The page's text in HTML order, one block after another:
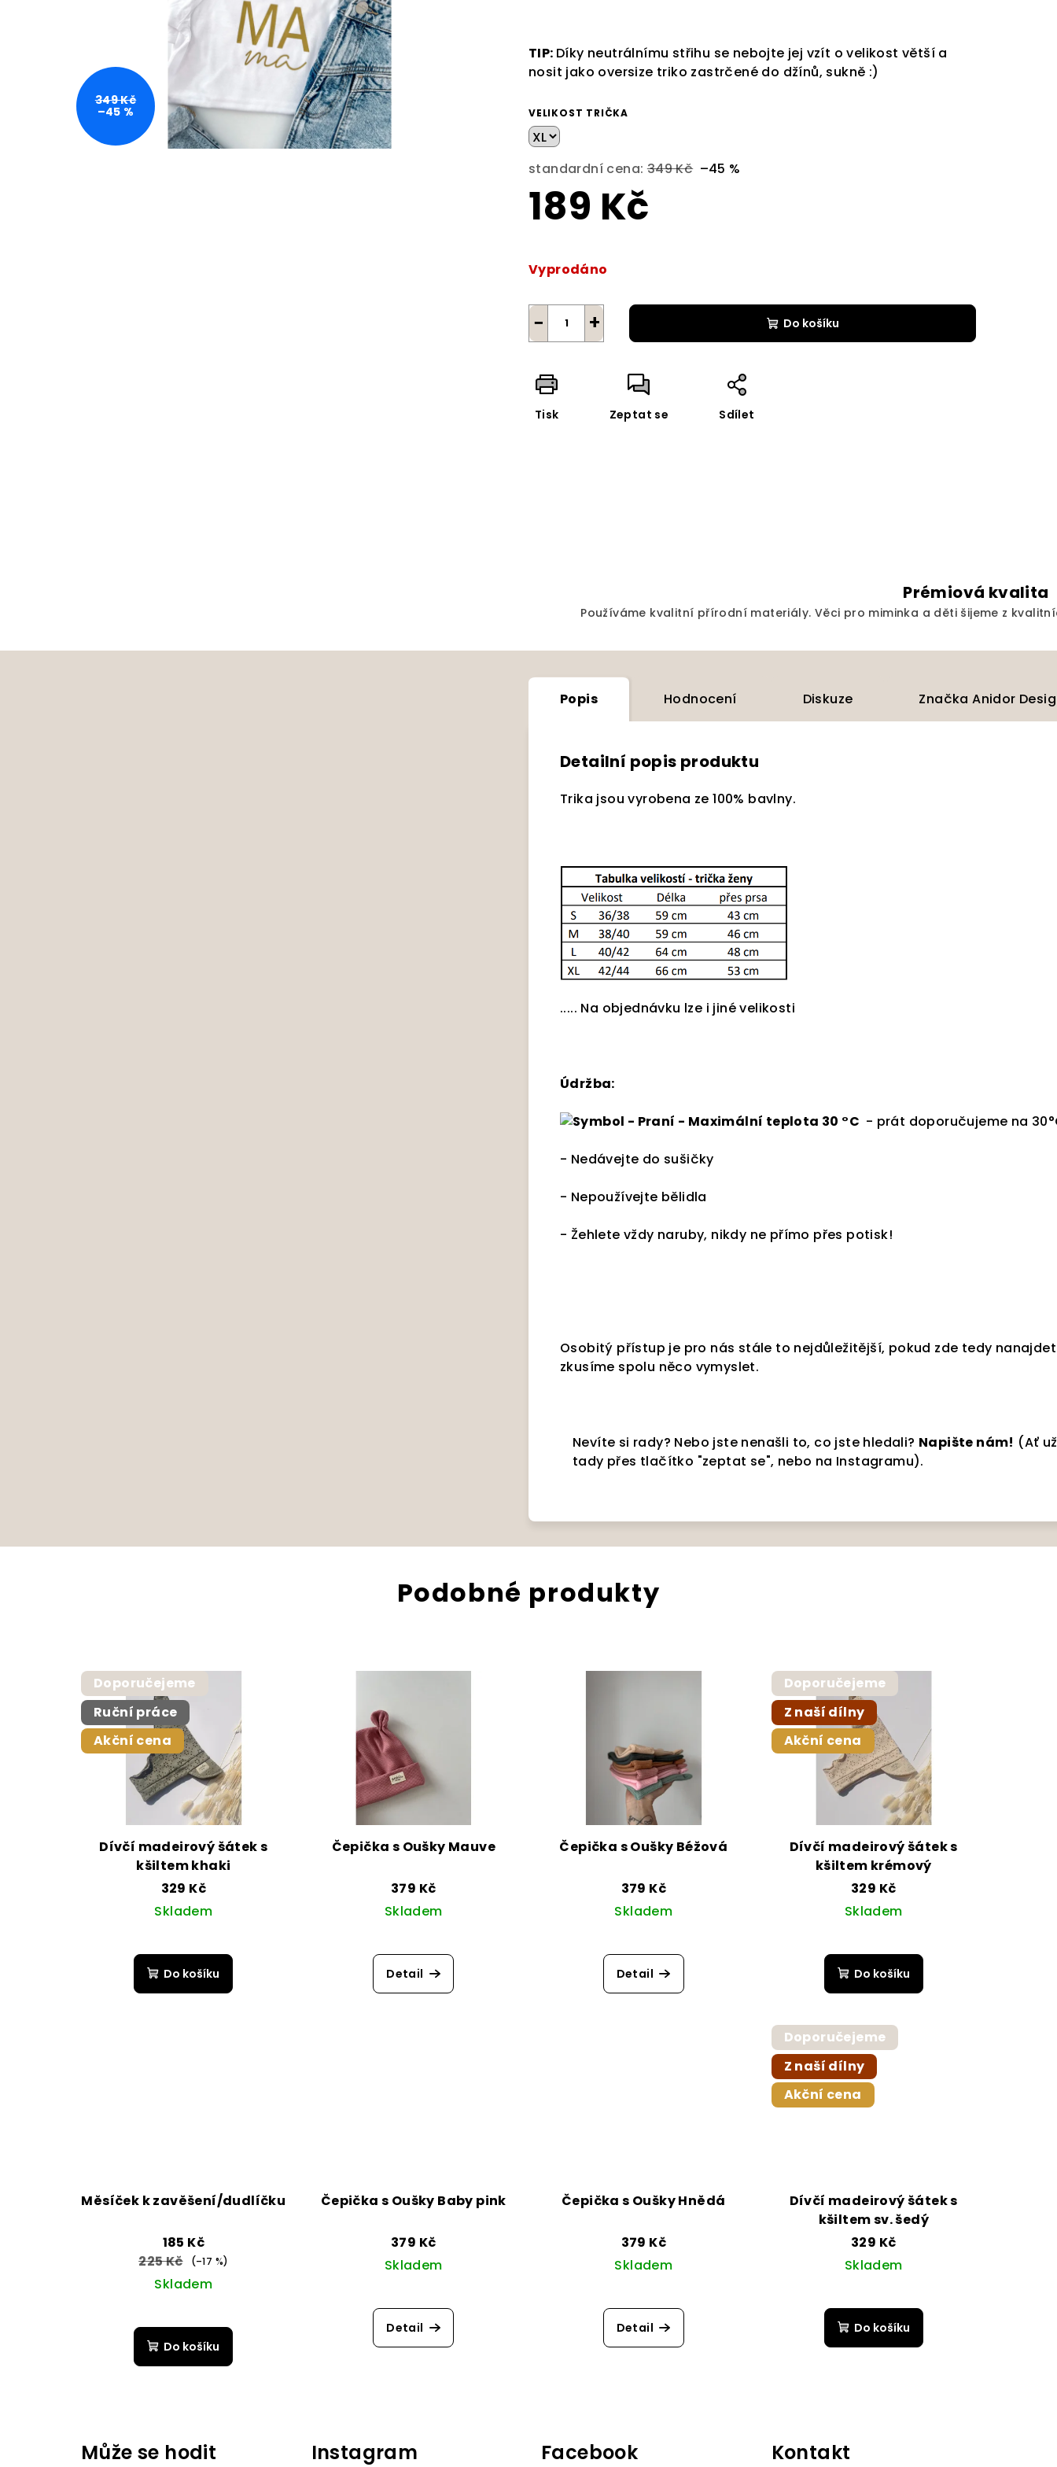
5
hvězdiček.
TIP: Díky neutrálnímu střihu se nebojte jej vzít o velikost větší a
nosit jako oversize triko zastrčené do džínů, sukně :)
VELIKOST TRIČKA
standardní cena: 349 Kč –45 %
189 Kč
cena:
Vyprodáno
+
− Do košíku
Tisk Zeptat se Sdílet
349 Kč
–45 %
Prémiová kvalita
Používáme kvalitní přírodní materiály. Věci pro miminka a děti šijeme z
Popis Hodnocení Diskuze Značka Anidor
Detailní popis produktu
Trika jsou vyrobena ze 100% bavlny.
..... Na objednávku lze i jiné velikosti
Údržba:
- prát doporučujeme na 30
- Nedávejte do sušičky
- Nepoužívejte bělidla
- Žehlete vždy naruby, nikdy ne přímo přes potisk!
Osobitý přístup je pro nás stále to nejdůležitější, pokud zde tedy
zkusíme spolu něco vymyslet.
Nevíte si rady? Nebo jste nenašli to, co jste hledali? Napište nám! (Ať už
tady přes tlačítko "zeptat se", nebo na Instagramu).
Podobné produkty
Doporučejeme
Ruční práce
Akční cena
Dívčí madeirový šátek s
kšiltem khaki
329 Kč
Skladem
Do košíku
Čepička s Oušky Mauve
379 Kč
Skladem
Detail
Čepička s Oušky Béžová
379 Kč
Skladem
Detail
Doporučejeme
Z naší dílny
Akční cena
Dívčí madeirový šátek s
kšiltem krémový
329 Kč
Skladem
Do košíku
Měsíček k zavěšení/dudlíčku
185 Kč
225 Kč
(–17 %)
Skladem
Do košíku
Čepička s Oušky Baby pink
379 Kč
Skladem
Detail
Čepička s Oušky Hnědá
379 Kč
Skladem
Detail
Doporučejeme
Z naší dílny
Akční cena
Dívčí madeirový šátek s
kšiltem sv. šedý
329 Kč
Skladem
Do košíku
Může se hodit Instagram Facebook Kontakt